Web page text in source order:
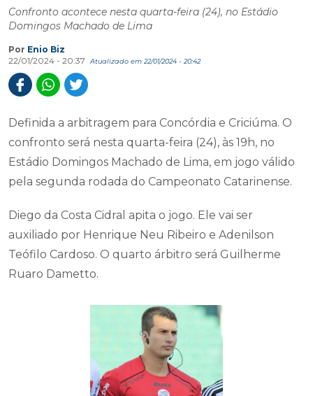
Confronto acontece nesta quarta-feira (24), no Estádio
Domingos Machado de Lima
Por Enio Biz
22/01/2024 - 20:37
Atualizado em 22/01/2024 - 20:42
Definida a arbitragem para Concórdia e Criciúma. O
confronto será nesta quarta-feira (24), às 19h, no
Estádio Domingos Machado de Lima, em jogo válido
pela segunda rodada do Campeonato Catarinense.
Diego da Costa Cidral apita o jogo. Ele vai ser
auxiliado por Henrique Neu Ribeiro e Adenilson
Teófilo Cardoso. O quarto árbitro será Guilherme
Ruaro Dametto.